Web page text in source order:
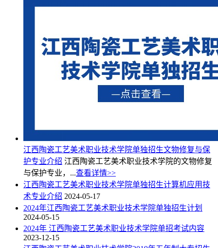
江西陶瓷工艺美术职业技术学院单独招生文物修复与保
护专业介绍 江西陶瓷工艺美术职业技术学院的文物修复
与保护专业，...查看详情>>
江西陶瓷工艺美术职业技术学院单独招生计算机应用技
术专业介绍 2024-05-17
2024年江西陶瓷工艺美术职业技术学院单独招生计划
2024-05-15
2024年 江西陶瓷工艺美术职业技术学院单招考试内容
2023-12-15